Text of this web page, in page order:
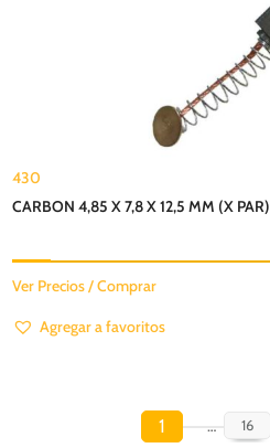
430
CARBON 4,85 X 7,8 X 12,5 MM (X PAR)
Ver Precios / Comprar
Agregar a favoritos
1 … 16